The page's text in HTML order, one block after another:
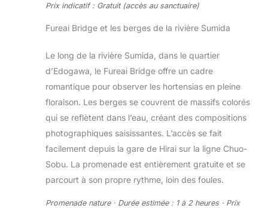
Prix indicatif : Gratuit (accès au sanctuaire)
Fureai Bridge et les berges de la rivière Sumida
Le long de la rivière Sumida, dans le quartier
d’Edogawa, le Fureai Bridge offre un cadre
romantique pour observer les hortensias en pleine
floraison. Les berges se couvrent de massifs colorés
qui se reflètent dans l’eau, créant des compositions
photographiques saisissantes. L’accès se fait
facilement depuis la gare de Hirai sur la ligne Chuo-
Sobu. La promenade est entièrement gratuite et se
parcourt à son propre rythme, loin des foules.
Promenade nature · Durée estimée : 1 à 2 heures · Prix